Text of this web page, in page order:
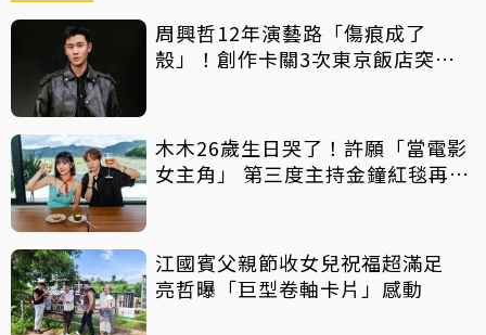
周興哲12年演藝路「傷痕成了
殼」！創作卡關3次東京飯店突找
木木26歲生日哭了！許願「當電影
女主角」 第三度主持金鐘紅毯再喊
江國賓父親節收女兒祝福超滿足
亮哲曝「巨型卷軸卡片」感動